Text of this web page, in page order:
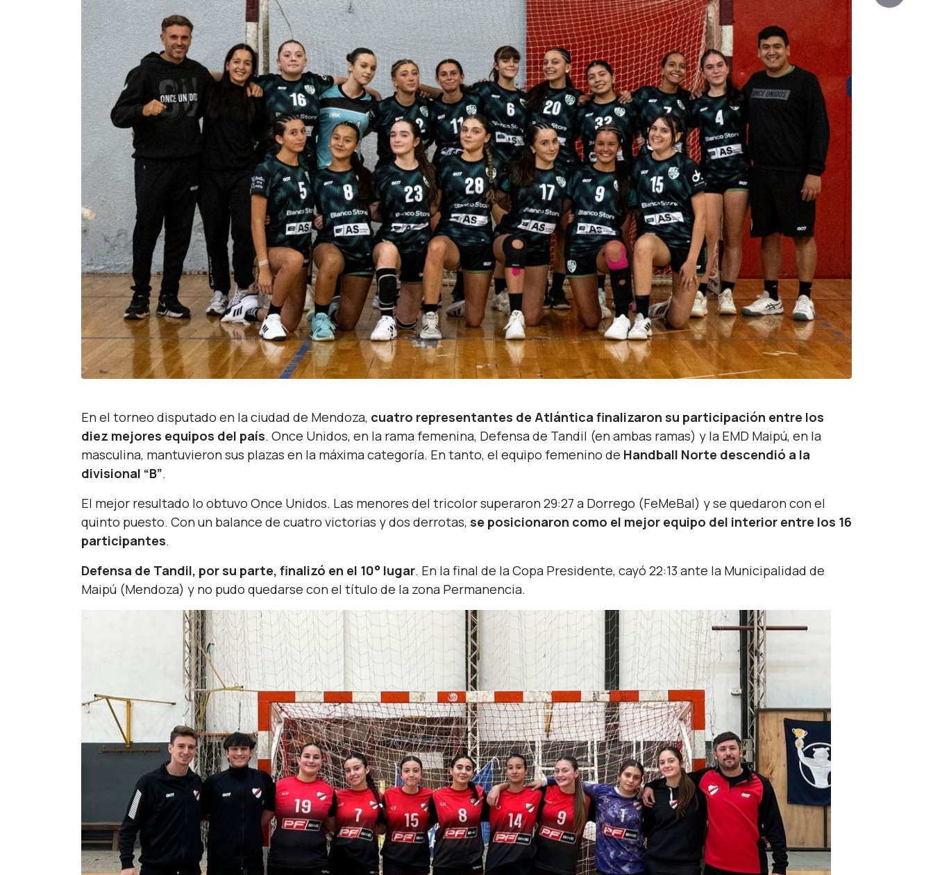
En el torneo disputado en la ciudad de Mendoza, cuatro representantes de Atlántica finalizaron su participación entre los
diez mejores equipos del país. Once Unidos, en la rama femenina, Defensa de Tandil (en ambas ramas) y la EMD Maipú, en la
masculina, mantuvieron sus plazas en la máxima categoría. En tanto, el equipo femenino de Handball Norte descendió a la
divisional “B”.
El mejor resultado lo obtuvo Once Unidos. Las menores del tricolor superaron 29:27 a Dorrego (FeMeBal) y se quedaron con el
quinto puesto. Con un balance de cuatro victorias y dos derrotas, se posicionaron como el mejor equipo del interior entre los 16
participantes.
Defensa de Tandil, por su parte, finalizó en el 10° lugar. En la final de la Copa Presidente, cayó 22:13 ante la Municipalidad de
Maipú (Mendoza) y no pudo quedarse con el título de la zona Permanencia.